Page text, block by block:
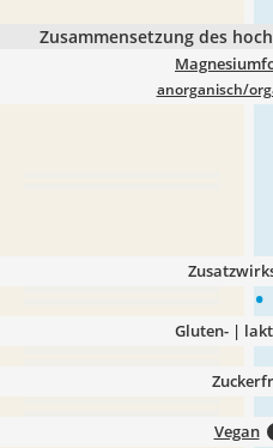
Zusammensetzung des
anorganisch/
•
Gluten- |
Vegan